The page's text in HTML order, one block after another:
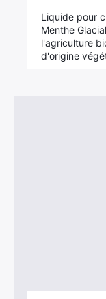
Liquide pour
Menthe
l'agriculture
d'origine